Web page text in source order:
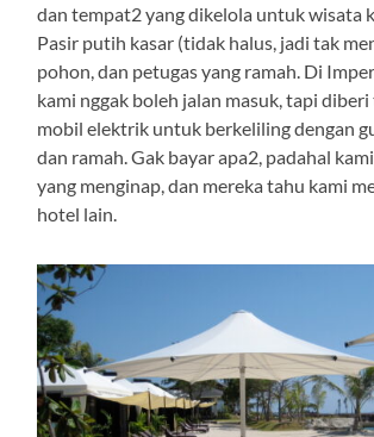
dan tempat2 yang dikelola untuk wisata
Pasir putih kasar (tidak halus, jadi tak
pohon, dan petugas yang ramah. Di
kami nggak boleh jalan masuk, tapi
mobil elektrik untuk berkeliling dengan
dan ramah. Gak bayar apa2, padahal
yang menginap, dan mereka tahu kami
hotel lain.